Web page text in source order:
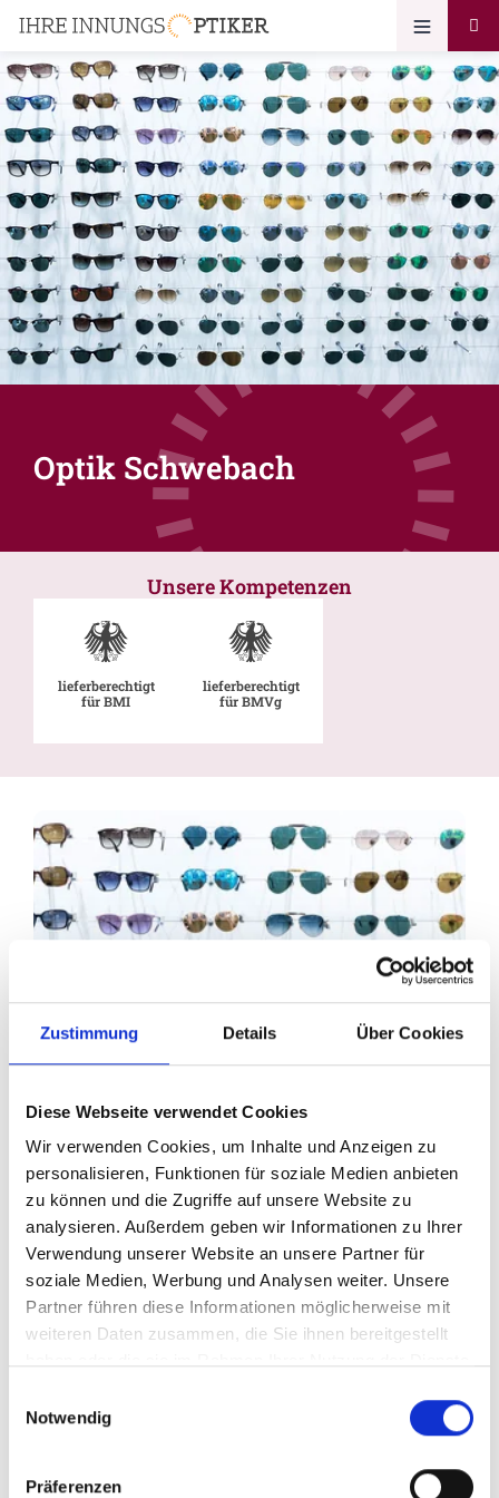
Zustimmung Details Über Cookies
Diese Webseite verwendet Cookies
Wir verwenden Cookies, um Inhalte und Anzeigen zu
personalisieren, Funktionen für soziale Medien anbieten
zu können und die Zugriffe auf unsere Website zu
analysieren. Außerdem geben wir Informationen zu Ihrer
Verwendung unserer Website an unsere Partner für
soziale Medien, Werbung und Analysen weiter. Unsere
Partner führen diese Informationen möglicherweise mit
weiteren Daten zusammen, die Sie ihnen bereitgestellt
Notwendig
Präferenzen
Optik Schwebach
Unsere Kompetenzen
lieferberechtigt
für BMI
lieferberechtigt
für BMVg
Ihr Partner für optimales
Sehen in Bendorf
Als erster Ansprechpartner für das gute Sehen sind wir
als Augenoptiker in Bendorf mehr als „nur“ diejenigen,
die sich um die jeweilige optisch, anatomisch und
ästhetisch perfekt auf Ihre individuellen Wünsche und
auch oft die Ersten, die eventuelle Auffälligkeiten am